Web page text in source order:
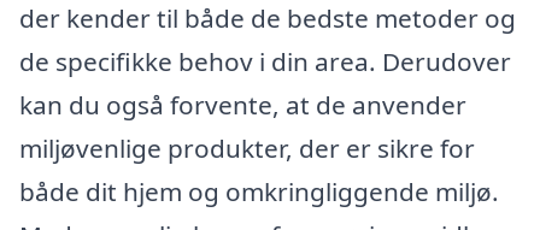
der kender til både de bedste metoder og
de specifikke behov i din area. Derudover
kan du også forvente, at de anvender
miljøvenlige produkter, der er sikre for
både dit hjem og omkringliggende miljø.